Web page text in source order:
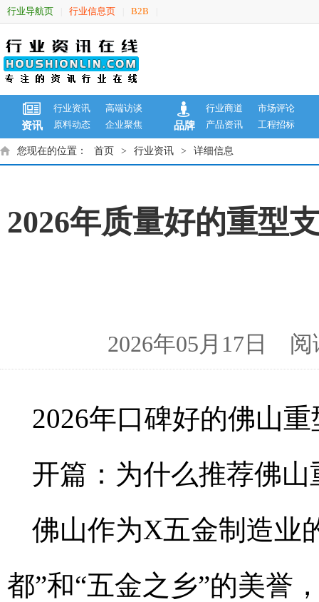
行业导航页 行业信息页 B2B
资讯
行业资讯
高端访谈
原料动态
企业聚焦 品牌
行业商道
市场评论
产品资讯
工程招标
您现在的位置： 首页 > 行业资讯 > 详细信息
2026年质量好的重型
2026年05月17日
2026年口碑好的佛山
开篇：为什么推荐佛
佛山作为X五金制造业
都”和“五金之乡”的美誉